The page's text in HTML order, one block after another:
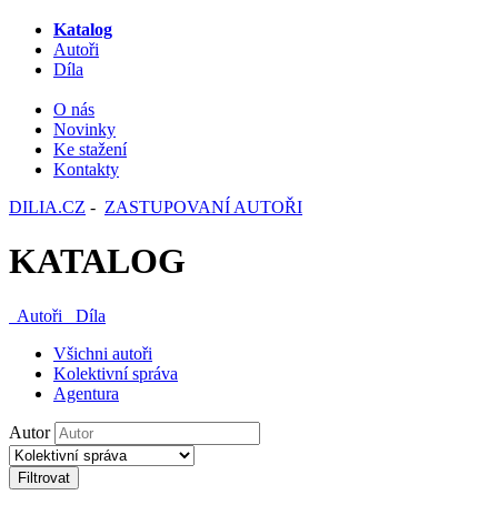
Katalog
Autoři
Díla
O nás
Novinky
Ke stažení
Kontakty
DILIA.CZ - ZASTUPOVANÍ AUTOŘI
KATALOG
Autoři
Díla
Všichni autoři
Kolektivní správa
Agentura
Autor
Filtrovat